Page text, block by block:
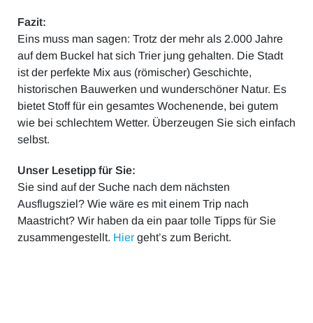
Fazit:
Eins muss man sagen: Trotz der mehr als 2.000 Jahre
auf dem Buckel hat sich Trier jung gehalten. Die Stadt
ist der perfekte Mix aus (römischer) Geschichte,
historischen Bauwerken und wunderschöner Natur. Es
bietet Stoff für ein gesamtes Wochenende, bei gutem
wie bei schlechtem Wetter. Überzeugen Sie sich einfach
selbst.
Unser Lesetipp für Sie:
Sie sind auf der Suche nach dem nächsten
Ausflugsziel? Wie wäre es mit einem Trip nach
Maastricht? Wir haben da ein paar tolle Tipps für Sie
zusammengestellt. Hier geht’s zum Bericht.